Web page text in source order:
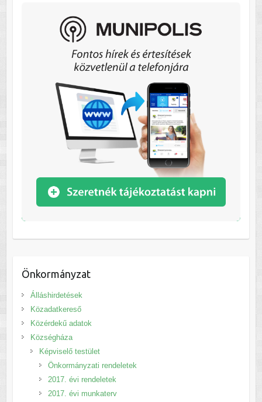
Önkormányzat
Álláshirdetések
Közadatkereső
Közérdekű adatok
Községháza
Képviselő testület
Önkormányzati rendeletek
2017. évi rendeletek
2017. évi munkaterv